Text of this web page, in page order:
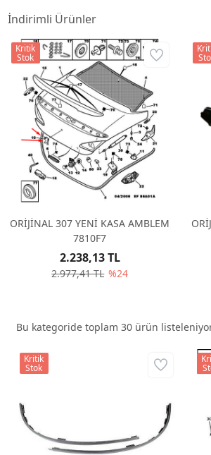
İndirimli Ürünler
ORİJİNAL 307 YENİ KASA AMBLEM
7810F7
2.977,41 TL %24
2.238,13 TL
Kritik
Stok
Bu kategoride toplam 30ürün
Kritik
Stok